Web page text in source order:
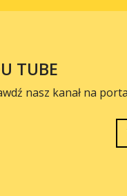
TUBE
nasz kanał na